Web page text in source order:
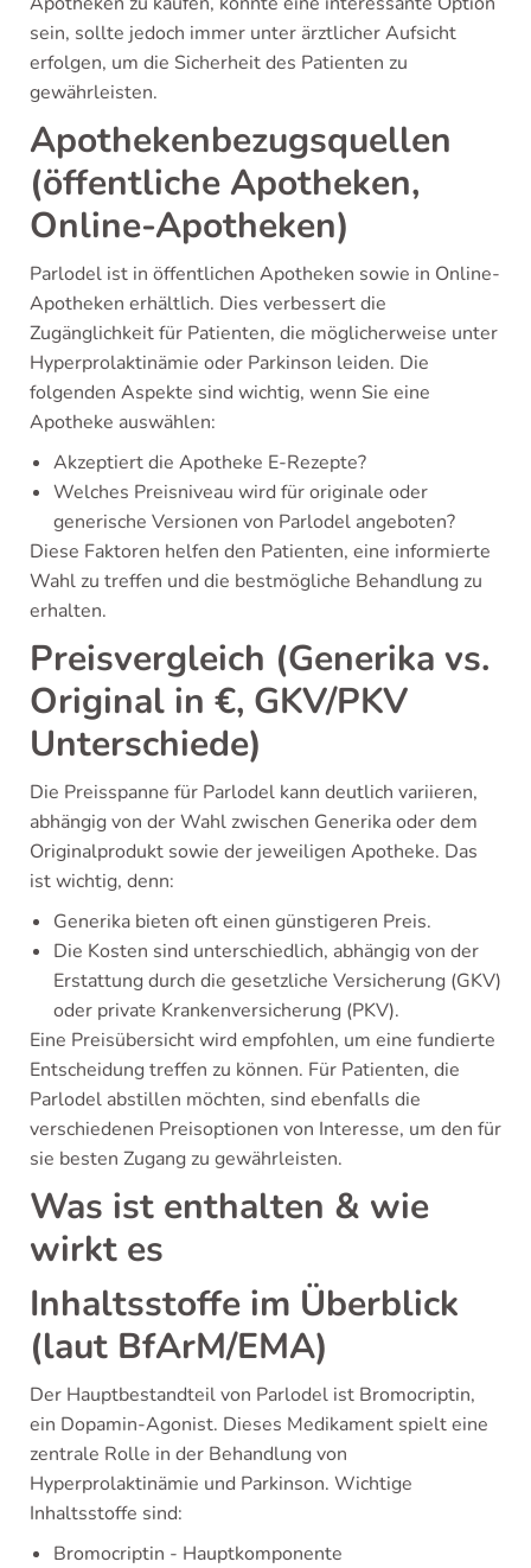
sein, sollte jedoch immer unter ärztlicher Aufsicht
erfolgen, um die Sicherheit des Patienten zu
gewährleisten.
Apothekenbezugsquellen
(öffentliche Apotheken,
Online-Apotheken)
Parlodel ist in öffentlichen Apotheken sowie in Online-
Apotheken erhältlich. Dies verbessert die
Zugänglichkeit für Patienten, die möglicherweise unter
Hyperprolaktinämie oder Parkinson leiden. Die
folgenden Aspekte sind wichtig, wenn Sie eine
Apotheke auswählen:
Akzeptiert die Apotheke E-Rezepte?
Welches Preisniveau wird für originale oder
generische Versionen von Parlodel angeboten?
Diese Faktoren helfen den Patienten, eine informierte
Wahl zu treffen und die bestmögliche Behandlung zu
erhalten.
Preisvergleich (Generika vs.
Original in €, GKV/PKV
Unterschiede)
Die Preisspanne für Parlodel kann deutlich variieren,
abhängig von der Wahl zwischen Generika oder dem
Originalprodukt sowie der jeweiligen Apotheke. Das
ist wichtig, denn:
Generika bieten oft einen günstigeren Preis.
Die Kosten sind unterschiedlich, abhängig von der
Erstattung durch die gesetzliche Versicherung (GKV)
oder private Krankenversicherung (PKV).
Eine Preisübersicht wird empfohlen, um eine fundierte
Entscheidung treffen zu können. Für Patienten, die
Parlodel abstillen möchten, sind ebenfalls die
verschiedenen Preisoptionen von Interesse, um den für
sie besten Zugang zu gewährleisten.
Was ist enthalten & wie
wirkt es
Inhaltsstoffe im Überblick
(laut BfArM/EMA)
Der Hauptbestandteil von Parlodel ist Bromocriptin,
ein Dopamin-Agonist. Dieses Medikament spielt eine
zentrale Rolle in der Behandlung von
Hyperprolaktinämie und Parkinson. Wichtige
Inhaltsstoffe sind:
Bromocriptin - Hauptkomponente